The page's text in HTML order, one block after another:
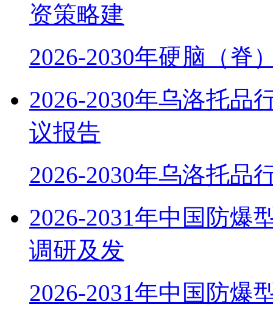
资策略建
2026-2030年硬脑（脊
2026-2030年乌洛托品
议报告
2026-2030年乌洛托品
2026-2031年中国防爆
调研及发
2026-2031年中国防爆